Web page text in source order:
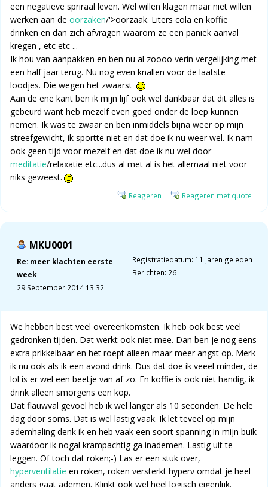
een negatieve spriraal leven. Wel willen klagen maar niet willen
werken aan de oorzaken/'>oorzaak. Liters cola en koffie
drinken en dan zich afvragen waarom ze een paniek aanval
kregen , etc etc ...
Ik hou van aanpakken en ben nu al zoooo verin vergelijking met
een half jaar terug. Nu nog even knallen voor de laatste
loodjes. Die wegen het zwaarst
Aan de ene kant ben ik mijn lijf ook wel dankbaar dat dit alles is
gebeurd want heb mezelf even goed onder de loep kunnen
nemen. Ik was te zwaar en ben inmiddels bijna weer op mijn
streefgewicht, ik sportte niet en dat doe ik nu weer wel. Ik nam
ook geen tijd voor mezelf en dat doe ik nu wel door
meditatie/relaxatie etc...dus al met al is het allemaal niet voor
niks geweest.
Reageren Reageren met quote
MKU0001
Re: meer klachten eerste
week
29 September 2014 13:32
Registratiedatum: 11 jaren geleden
Berichten: 26
We hebben best veel overeenkomsten. Ik heb ook best veel
gedronken tijden. Dat werkt ook niet mee. Dan ben je nog eens
extra prikkelbaar en het roept alleen maar meer angst op. Merk
ik nu ook als ik een avond drink. Dus dat doe ik veeel minder, de
lol is er wel een beetje van af zo. En koffie is ook niet handig, ik
drink alleen smorgens een kop.
Dat flauwval gevoel heb ik wel langer als 10 seconden. De hele
dag door soms. Dat is wel lastig vaak. Ik let teveel op mijn
ademhaling denk ik en heb vaak een soort spanning in mijn buik
waardoor ik nogal krampachtig ga inademen. Lastig uit te
leggen. Of toch dat roken;-) Las er een stuk over,
hyperventilatie en roken, roken versterkt hyperv omdat je heel
anders gaat ademen. Klinkt ook wel heel logisch eigenlijk.